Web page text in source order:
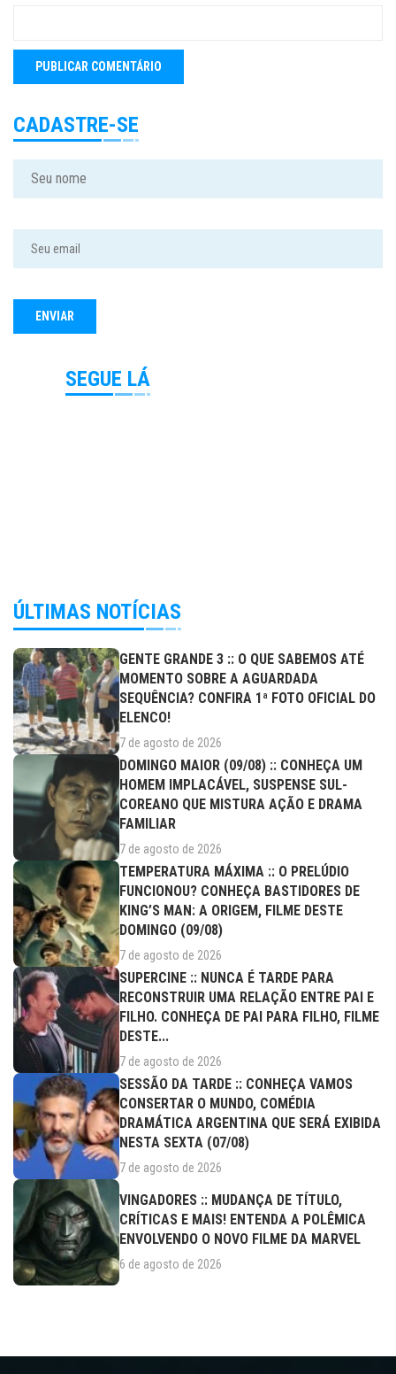
CADASTRE-SE
SEGUE LÁ
ÚLTIMAS NOTÍCIAS
GENTE GRANDE 3 :: O QUE SABEMOS ATÉ
MOMENTO SOBRE A AGUARDADA
SEQUÊNCIA? CONFIRA 1ª FOTO OFICIAL DO
ELENCO!
7 de agosto de 2026
DOMINGO MAIOR (09/08) :: CONHEÇA UM
HOMEM IMPLACÁVEL, SUSPENSE SUL-
COREANO QUE MISTURA AÇÃO E DRAMA
FAMILIAR
7 de agosto de 2026
TEMPERATURA MÁXIMA :: O PRELÚDIO
FUNCIONOU? CONHEÇA BASTIDORES DE
KING’S MAN: A ORIGEM, FILME DESTE
DOMINGO (09/08)
7 de agosto de 2026
SUPERCINE :: NUNCA É TARDE PARA
RECONSTRUIR UMA RELAÇÃO ENTRE PAI E
FILHO. CONHEÇA DE PAI PARA FILHO, FILME
DESTE...
7 de agosto de 2026
SESSÃO DA TARDE :: CONHEÇA VAMOS
CONSERTAR O MUNDO, COMÉDIA
DRAMÁTICA ARGENTINA QUE SERÁ EXIBIDA
NESTA SEXTA (07/08)
7 de agosto de 2026
VINGADORES :: MUDANÇA DE TÍTULO,
CRÍTICAS E MAIS! ENTENDA A POLÊMICA
ENVOLVENDO O NOVO FILME DA MARVEL
6 de agosto de 2026